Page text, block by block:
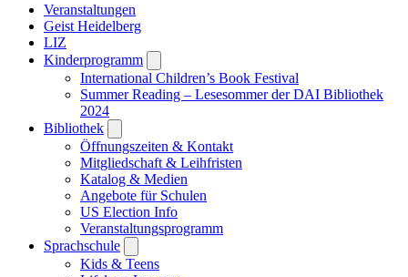
Veranstaltungen
Geist Heidelberg
LIZ
Kinderprogramm
submenu
International Children’s Book Festival
Summer Reading – Lesesommer der DAI Bibliothek
2024
Bibliothek
submenu
Öffnungszeiten & Kontakt
Mitgliedschaft & Leihfristen
Katalog & Medien
Angebote für Schulen
US Election Info
Veranstaltungsprogramm
Sprachschule
submenu
Kids & Teens